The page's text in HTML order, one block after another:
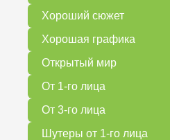
Хороший сюжет
Хорошая графика
Открытый мир
От 1-го лица
От 3-го лица
Шутеры от 1-го лица